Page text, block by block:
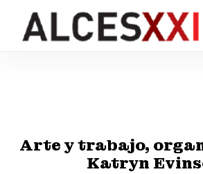
Arte y trabajo,
Katryn